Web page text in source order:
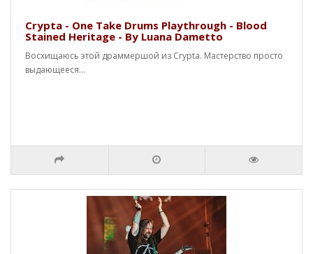
Crypta - One Take Drums Playthrough - Blood
Stained Heritage - By Luana Dametto
Восхищаюсь этой драммершой из Crypta. Мастерство просто
выдающееся...